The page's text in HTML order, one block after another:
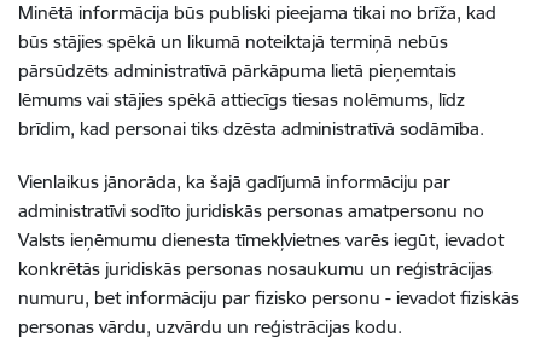
Minētā informācija būs publiski pieejama tikai no brīža, kad
būs stājies spēkā un likumā noteiktajā termiņā nebūs
pārsūdzēts administratīvā pārkāpuma lietā pieņemtais
lēmums vai stājies spēkā attiecīgs tiesas nolēmums, līdz
brīdim, kad personai tiks dzēsta administratīvā sodāmība.
Vienlaikus jānorāda, ka šajā gadījumā informāciju par
administratīvi sodīto juridiskās personas amatpersonu no
Valsts ieņēmumu dienesta tīmekļvietnes varēs iegūt, ievadot
konkrētās juridiskās personas nosaukumu un reģistrācijas
numuru, bet informāciju par fizisko personu - ievadot fiziskās
personas vārdu, uzvārdu un reģistrācijas kodu.